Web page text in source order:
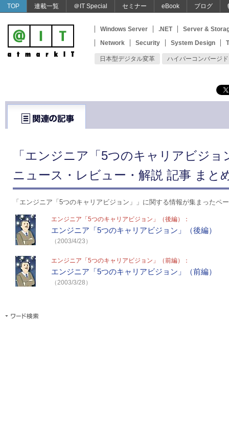
TOP 連載一覧 ＠IT Special セミナー eBook ブログ
Windows Server .NET
Server &
Network
Security System Design
日本型デジタル変革 ハイパーコンバージド
「エンジニア「5つのキャリアビジョ
ニュース・レビュー・解説 記事 まと
「エンジニア「5つのキャリアビジョン」」に関する情報が集まったペ
エンジニア「5つのキャリアビジョン」（後編）：
エンジニア「5つのキャリアビジョン」（後編）
（2003/4/23）
エンジニア「5つのキャリアビジョン」（前編）：
エンジニア「5つのキャリアビジョン」（前編）
（2003/3/28）